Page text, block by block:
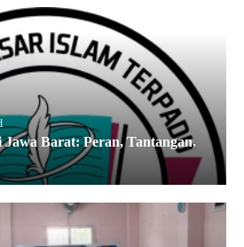
Barat: Peran, Tantangan,